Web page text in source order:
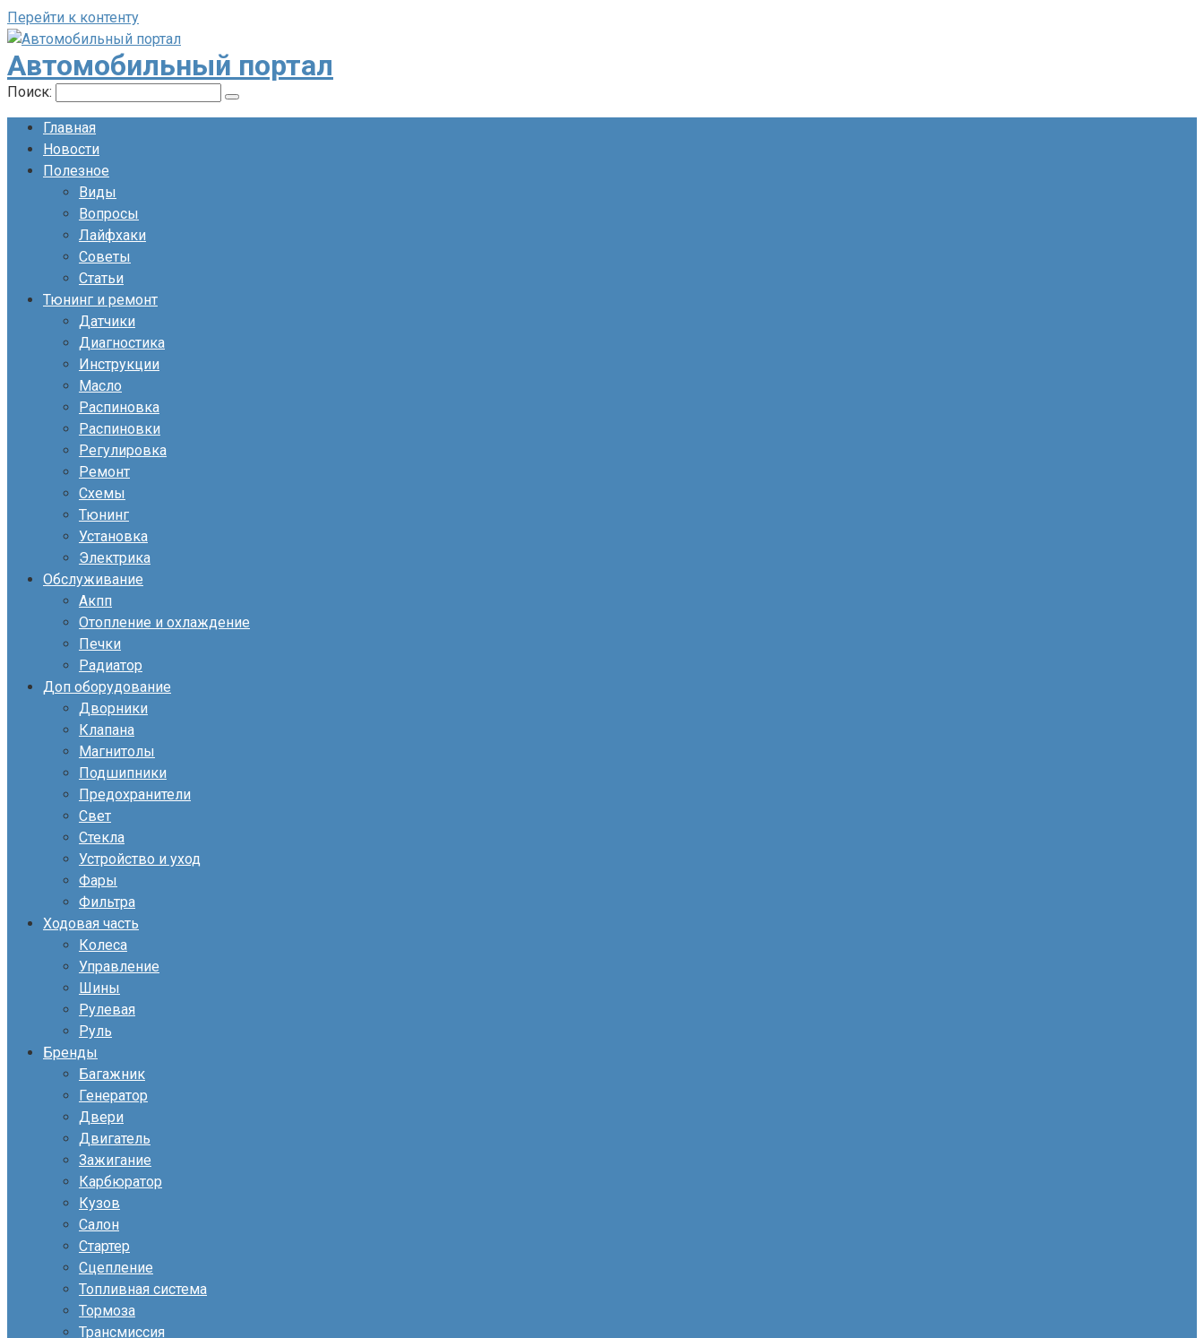
Перейти к контенту
Автомобильный портал
Поиск:
Главная
Новости
Полезное
Виды
Вопросы
Лайфхаки
Советы
Статьи
Тюнинг и ремонт
Датчики
Диагностика
Инструкции
Масло
Распиновка
Распиновки
Регулировка
Ремонт
Схемы
Тюнинг
Установка
Электрика
Обслуживание
Акпп
Отопление и охлаждение
Печки
Радиатор
Доп оборудование
Дворники
Клапана
Магнитолы
Подшипники
Предохранители
Свет
Стекла
Устройство и уход
Фары
Фильтра
Ходовая часть
Колеса
Управление
Шины
Рулевая
Руль
Бренды
Багажник
Генератор
Двери
Двигатель
Зажигание
Карбюратор
Кузов
Салон
Стартер
Сцепление
Топливная система
Тормоза
Трансмиссия